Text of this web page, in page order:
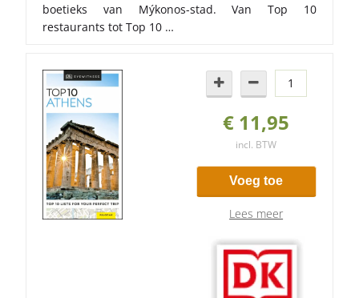
boetieks van Mýkonos-stad. Van Top 10
restaurants tot Top 10 …
€ 11,95
incl. BTW
Voeg toe
Lees meer